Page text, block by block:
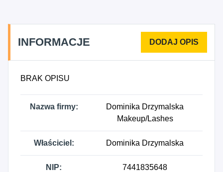
INFORMACJE
BRAK OPISU
Nazwa firmy:
Dominika Drzymalska
Makeup/Lashes
Właściciel: Dominika Drzymalska
NIP: 7441835648